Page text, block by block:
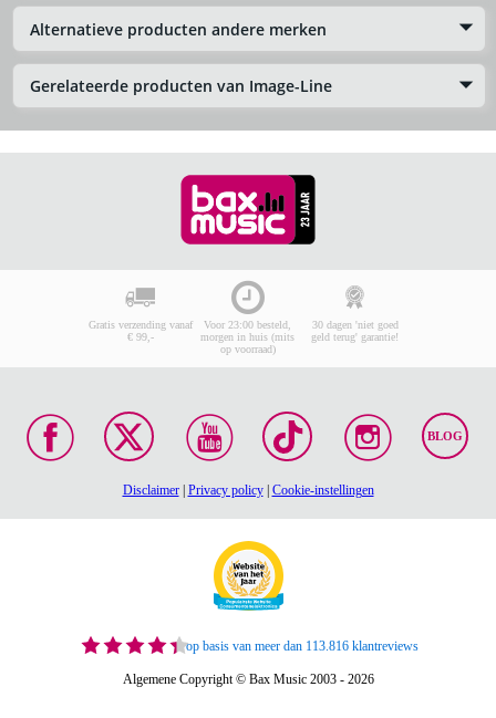
Alternatieve producten andere merken
Gerelateerde producten van Image-Line
Gratis verzending vanaf
€ 99,-
Voor 23:00 besteld,
morgen in huis (mits
op voorraad)
30 dagen 'niet goed
geld terug' garantie!
BLOG
Disclaimer| Privacy policy| Cookie-instellingen
op basis van meer dan 113.816 klantreviews
Algemene Copyright © Bax Music 2003 - 2026